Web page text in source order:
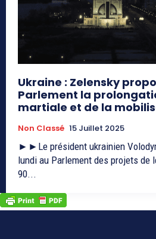
Ukraine : Zelensky
Parlement la
martiale et de la
Non Classé 15 Juillet 2025
►►Le président ukrainien
lundi au Parlement des projets de
90...